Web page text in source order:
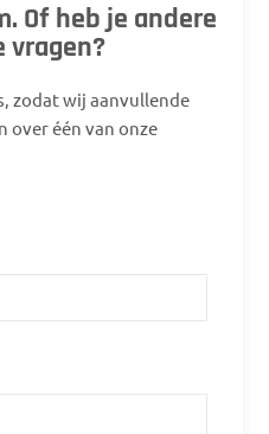
Of heb je andere
vragen?
zodat wij aanvullende
over één van onze